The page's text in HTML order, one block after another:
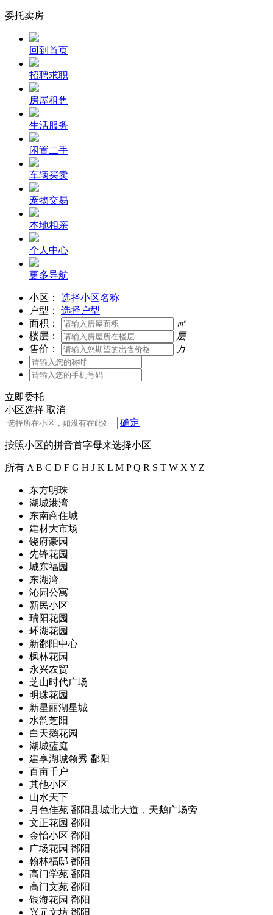
委托卖房
回到首页
招聘求职
房屋租售
生活服务
闲置二手
车辆买卖
宠物交易
本地相亲
个人中心
更多导航
小区：
选择小区名称
户型：
选择户型
面积：
㎡
楼层：
层
售价：
万
立即委托
小区选择 取消
确定
按照小区的拼音首字母来选择小区
所有 A B C D F G H J K L M P Q R S T W X Y Z
东方明珠
湖城港湾
东南商住城
建材大市场
饶府豪园
先锋花园
城东福园
东湖湾
沁园公寓
新民小区
瑞阳花园
环湖花园
新鄱阳中心
枫林花园
永兴农贸
芝山时代广场
明珠花园
新星丽湖星城
水韵芝阳
白天鹅花园
湖城蓝庭
建享湖城领秀 鄱阳
百亩千户
其他小区
山水天下
月色佳苑 鄱阳县城北大道，天鹅广场旁
文正花园 鄱阳
金怡小区 鄱阳
广场花园 鄱阳
翰林福邸 鄱阳
高门学苑 鄱阳
高门文苑 鄱阳
银海花园 鄱阳
兴元文坊 鄱阳